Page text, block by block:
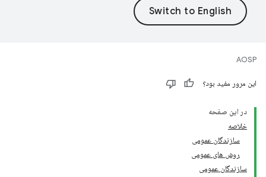
AOSP
این مرور مفید بود؟
در این صفحه
خلاصه
سازندگان عمومی
روش های عمومی
سازندگان عمومی